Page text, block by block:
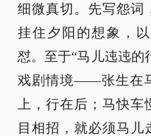
细微真切。先写怨词
挂住夕阳的想象，
怼。至于“马儿迍迍的
戏剧情境——张生在
上，行在后；马快车
目相招，就必须马儿